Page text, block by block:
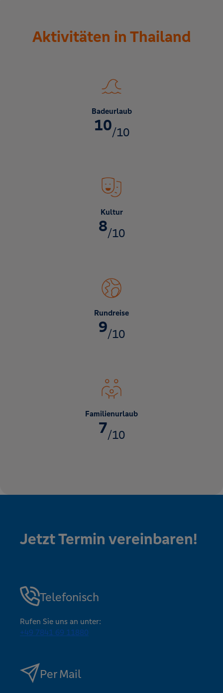
Aktivitäten in Thailand
Badeurlaub
10/10
Kultur
8/10
Rundreise
9/10
Familienurlaub
7/10
Jetzt Termin vereinbaren!
Telefonisch
Rufen Sie uns an unter:
+49 7841 69 11880
Per Mail